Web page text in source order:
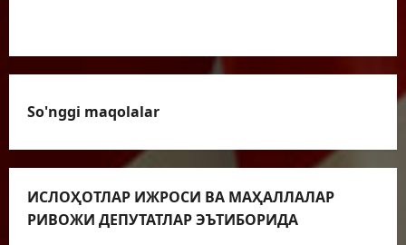
So'nggi maqolalar
ИСЛОҲОТЛАР ИЖРОСИ ВА МАҲАЛЛАЛАР
РИВОЖИ ДЕПУТАТЛАР ЭЪТИБОРИДА